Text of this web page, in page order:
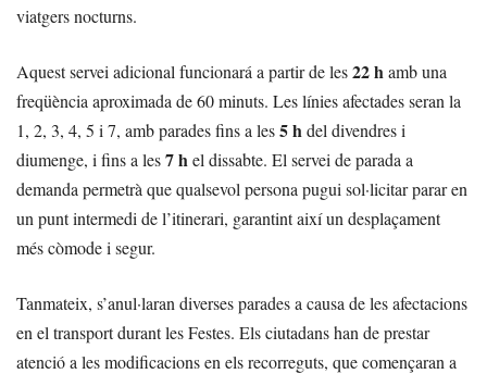
viatgers nocturns.
Aquest servei adicional funcionará a partir de les22 hamb una
freqüència aproximada de 60 minuts. Les línies afectades seran la
1, 2, 3, 4, 5 i 7, amb parades fins a les5 hdel divendres i
diumenge, i fins a les7 hel dissabte. El servei de parada a
demanda permetrà que qualsevol persona pugui sol·licitar parar en
un punt intermedi de l’itinerari, garantint així un desplaçament
més còmode i segur.
Tanmateix, s’anul·laran diverses parades a causa de les afectacions
en el transport durant les Festes. Els ciutadans han de prestar
atenció a les modificacions en els recorreguts, que començaran a